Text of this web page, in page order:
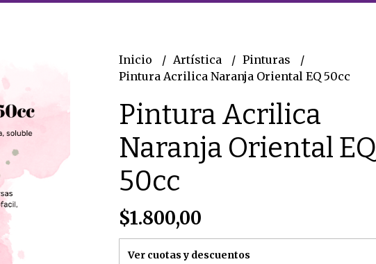
Inicio Artística
Pinturas
Pintura Acrilica Naranja Oriental EQ 50cc
Pintura Acrilica
Naranja Oriental EQ
50cc
$1.800,00
Ver cuotas y descuentos